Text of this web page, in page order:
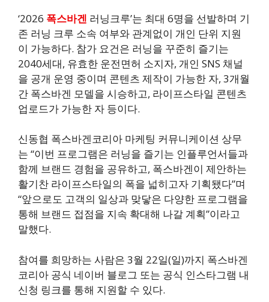
‘2026 폭스바겐 러닝크루’는 최대 6명을 선발하며 기
존 러닝 크루 소속 여부와 관계없이 개인 단위 지원
이 가능하다. 참가 요건은 러닝을 꾸준히 즐기는
2040세대, 유효한 운전면허 소지자, 개인 SNS 채널
을 공개 운영 중이며 콘텐츠 제작이 가능한 자, 3개월
간 폭스바겐 모델을 시승하고, 라이프스타일 콘텐츠
업로드가 가능한 자 등이다.
신동협 폭스바겐코리아 마케팅 커뮤니케이션 상무
는 “이번 프로그램은 러닝을 즐기는 인플루언서들과
함께 브랜드 경험을 공유하고, 폭스바겐이 제안하는
활기찬 라이프스타일의 폭을 넓히고자 기획됐다”며
“앞으로도 고객의 일상과 맞닿은 다양한 프로그램을
통해 브랜드 접점을 지속 확대해 나갈 계획”이라고
말했다.
참여를 희망하는 사람은 3월 22일(일)까지 폭스바겐
코리아 공식 네이버 블로그 또는 공식 인스타그램 내
신청 링크를 통해 지원할 수 있다.